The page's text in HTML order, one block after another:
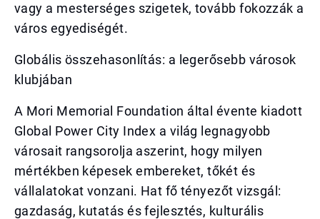
vagy a mesterséges szigetek, tovább fokozzák a
város egyediségét.
Globális összehasonlítás: a legerősebb városok
klubjában
A Mori Memorial Foundation által évente kiadott
Global Power City Index a világ legnagyobb
városait rangsorolja aszerint, hogy milyen
mértékben képesek embereket, tőkét és
vállalatokat vonzani. Hat fő tényezőt vizsgál:
gazdaság, kutatás és fejlesztés, kulturális